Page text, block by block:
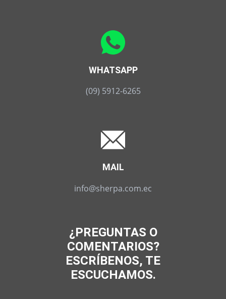
WHATSAPP
(09) 5912-6265
MAIL
info@sherpa.com.ec
¿PREGUNTAS O
COMENTARIOS?
ESCRÍBENOS, TE
ESCUCHAMOS.